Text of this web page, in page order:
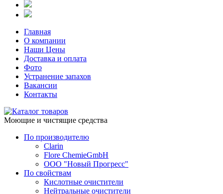
Главная
О компании
Наши Цены
Доставка и оплата
Фото
Устранение запахов
Вакансии
Контакты
Моющие и чистящие средства
По производителю
Clarin
Flore ChemieGmbH
ООО "Новый Прогресс"
По свойствам
Кислотные очистители
Нейтральные очистители